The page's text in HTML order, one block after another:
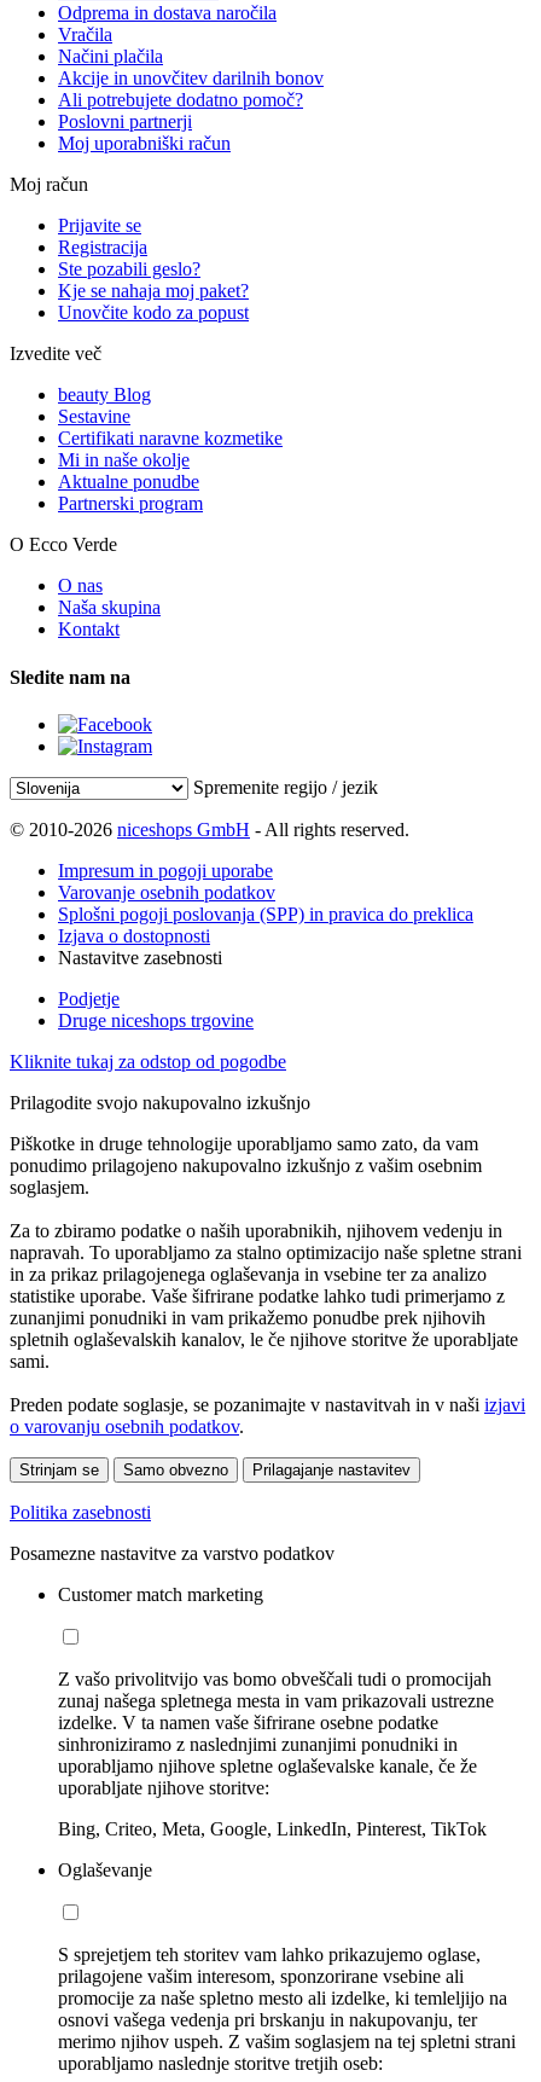
Odprema in dostava naročila
Vračila
Načini plačila
Akcije in unovčitev darilnih bonov
Ali potrebujete dodatno pomoč?
Poslovni partnerji
Moj uporabniški račun
Moj račun
Prijavite se
Registracija
Ste pozabili geslo?
Kje se nahaja moj paket?
Unovčite kodo za popust
Izvedite več
beauty Blog
Sestavine
Certifikati naravne kozmetike
Mi in naše okolje
Aktualne ponudbe
Partnerski program
O Ecco Verde
O nas
Naša skupina
Kontakt
Sledite nam na
Spremenite regijo / jezik
© 2010-2026 niceshops GmbH - All rights reserved.
Impresum in pogoji uporabe
Varovanje osebnih podatkov
Splošni pogoji poslovanja (SPP) in pravica do preklica
Izjava o dostopnosti
Nastavitve zasebnosti
Podjetje
Druge niceshops trgovine
Kliknite tukaj za odstop od pogodbe
Prilagodite svojo nakupovalno izkušnjo
Piškotke in druge tehnologije uporabljamo samo zato, da vam
ponudimo prilagojeno nakupovalno izkušnjo z vašim osebnim
soglasjem.
Za to zbiramo podatke o naših uporabnikih, njihovem vedenju in
napravah. To uporabljamo za stalno optimizacijo naše spletne strani
in za prikaz prilagojenega oglaševanja in vsebine ter za analizo
statistike uporabe. Vaše šifrirane podatke lahko tudi primerjamo z
zunanjimi ponudniki in vam prikažemo ponudbe prek njihovih
spletnih oglaševalskih kanalov, le če njihove storitve že uporabljate
sami.
Preden podate soglasje, se pozanimajte v nastavitvah in v naši izjavi
o varovanju osebnih podatkov.
Strinjam se Samo obvezno Prilagajanje nastavitev
Politika zasebnosti
Posamezne nastavitve za varstvo podatkov
Customer match marketing
Z vašo privolitvijo vas bomo obveščali tudi o promocijah
zunaj našega spletnega mesta in vam prikazovali ustrezne
izdelke. V ta namen vaše šifrirane osebne podatke
sinhroniziramo z naslednjimi zunanjimi ponudniki in
uporabljamo njihove spletne oglaševalske kanale, če že
uporabljate njihove storitve:
Bing, Criteo, Meta, Google, LinkedIn, Pinterest, TikTok
Oglaševanje
S sprejetjem teh storitev vam lahko prikazujemo oglase,
prilagojene vašim interesom, sponzorirane vsebine ali
promocije za naše spletno mesto ali izdelke, ki temleljijo na
osnovi vašega vedenja pri brskanju in nakupovanju, ter
merimo njihov uspeh. Z vašim soglasjem na tej spletni strani
uporabljamo naslednje storitve tretjih oseb: